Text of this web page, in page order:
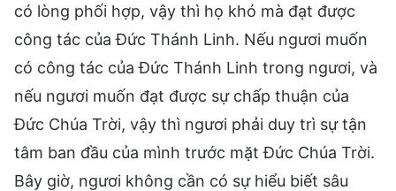
có lòng phối hợp, vậy thì họ khó mà đạt được
công tác của Đức Thánh Linh. Nếu ngươi muốn
có công tác của Đức Thánh Linh trong ngươi, và
nếu ngươi muốn đạt được sự chấp thuận của
Đức Chúa Trời, vậy thì ngươi phải duy trì sự tận
tâm ban đầu của mình trước mặt Đức Chúa Trời.
Bây giờ, ngươi không cần có sự hiểu biết sâu